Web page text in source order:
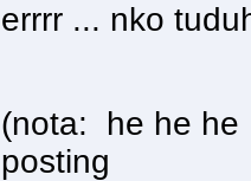
errrr ... nko
(nota: he he he
posting